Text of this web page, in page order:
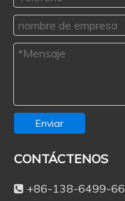
Enviar
CONTÁCTENOS
 +86-138-6499-